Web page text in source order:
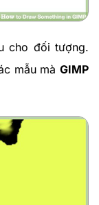
cho đối tượng.
mẫu mà GIMP